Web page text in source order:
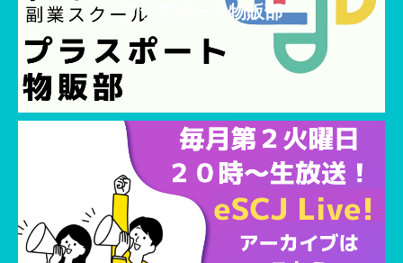
プラスポート物販部